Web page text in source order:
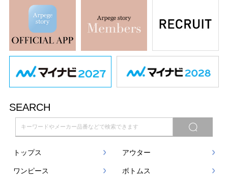
SEARCH
トップス アウター
ワンピース ボトムス